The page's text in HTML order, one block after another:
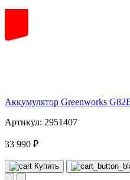
Аккумулятор Greenworks
Артикул: 2951407
33 990 ₽
Купить